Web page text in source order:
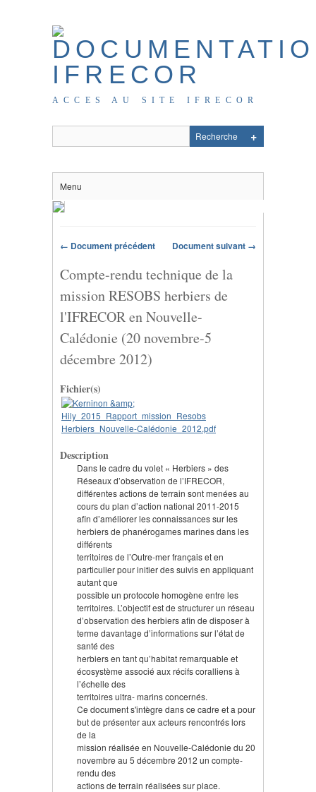
ACCES AU SITE IFRECOR
Menu
← Document précédent Document suivant →
Compte-rendu technique de la
mission RESOBS herbiers de
l'IFRECOR en Nouvelle-
Calédonie (20 novembre-5
décembre 2012)
Fichier(s)
Description
Dans le cadre du volet « Herbiers » des
Réseaux d’observation de l’IFRECOR,
différentes actions de terrain sont menées au
cours du plan d’action national 2011-2015
afin d’améliorer les connaissances sur les
herbiers de phanérogames marines dans les
différents
territoires de l’Outre-mer français et en
particulier pour initier des suivis en appliquant
autant que
possible un protocole homogène entre les
territoires. L’objectif est de structurer un réseau
d’observation des herbiers afin de disposer à
terme davantage d’informations sur l’état de
santé des
herbiers en tant qu’habitat remarquable et
écosystème associé aux récifs coralliens à
l’échelle des
territoires ultra- marins concernés.
Ce document s'intègre dans ce cadre et a pour
but de présenter aux acteurs rencontrés lors
de la
mission réalisée en Nouvelle-Calédonie du 20
novembre au 5 décembre 2012 un compte-
rendu des
actions de terrain réalisées sur place.